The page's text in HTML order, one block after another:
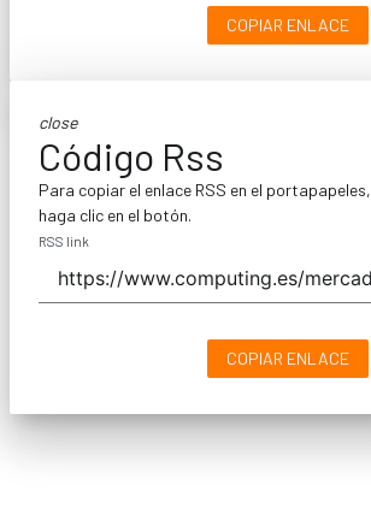
COPIAR ENLACE
close
Código Rss
Para copiar el enlace RSS en el portapapeles,
haga clic en el botón.
RSS link
COPIAR ENLACE